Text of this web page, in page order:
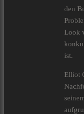
den
Look
ist.
Elliot